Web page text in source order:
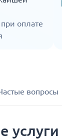
при оплате
вопросы
услуги